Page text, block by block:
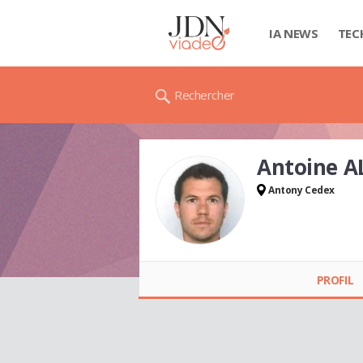
IA NEWS
Rechercher
Antoine
Antony Cedex
PROFIL